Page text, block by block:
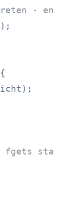
-
fgets statt